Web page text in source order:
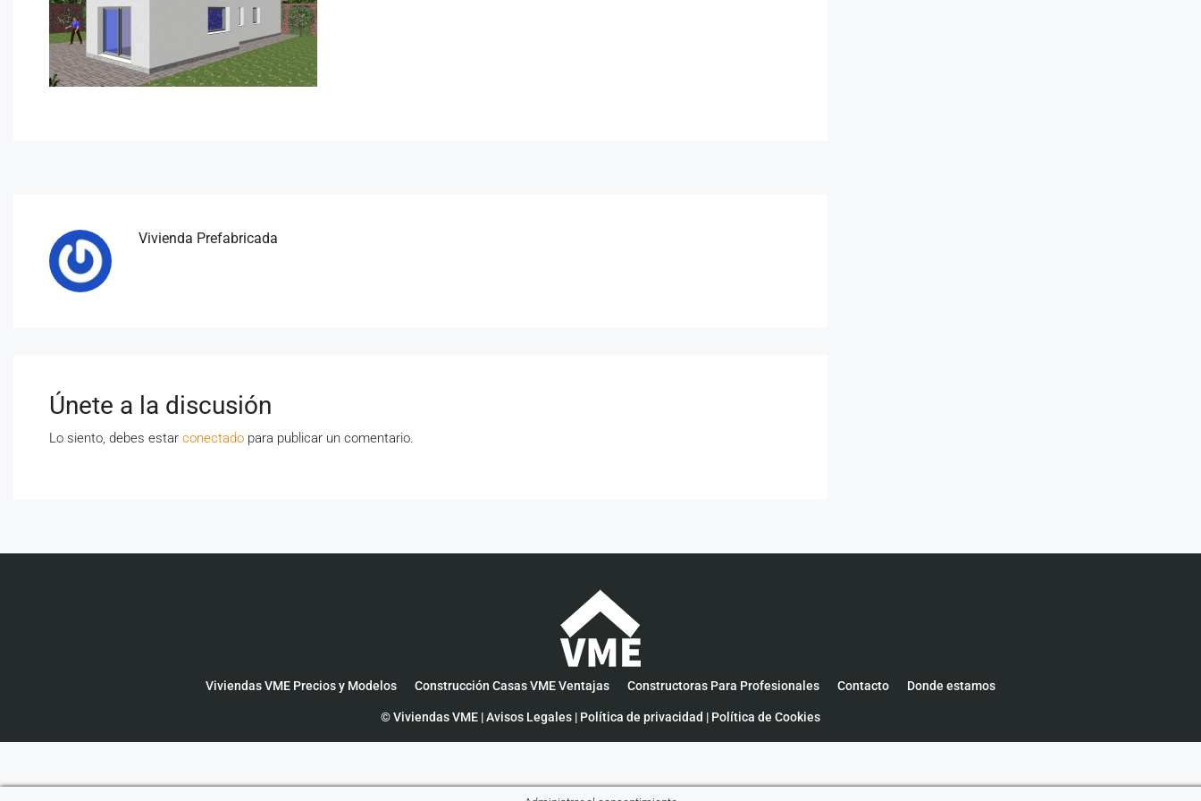
Vivienda Prefabricada
Únete a la discusión
Lo siento, debes estar conectado para publicar un comentario.
Viviendas VME Precios y Modelos Construcción Casas VME Ventajas Constructoras Para Profesionales Contacto Donde estamos
© Viviendas VME |Avisos Legales | Política de privacidad | Política de Cookies